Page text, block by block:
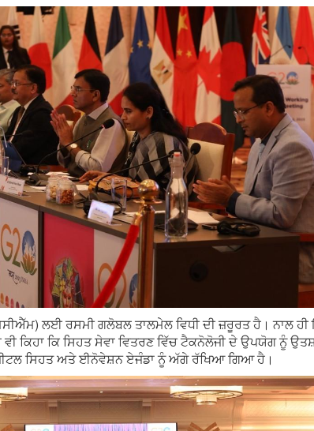
ਲਈ ਰਸਮੀ ਗਲੋਬਲ ਤਾਲਮੇਲ ਵਿਧੀ ਦੀ ਜ਼ਰੂਰਤ ਹੈ। ਨਾਲ
ਕਿਹਾ ਕਿ ਸਿਹਤ ਸੇਵਾ ਵਿਤਰਣ ਵਿੱਚ ਟੈਕਨੋਲੋਜੀ ਦੇ ਉਪਯੋਗ ਨੂੰ
ਸਿਹਤ ਅਤੇ ਈਨੋਵੇਸ਼ਨ ਏਜੰਡਾ ਨੂੰ ਅੱਗੇ ਰੱਖਿਆ ਗਿਆ ਹੈ।